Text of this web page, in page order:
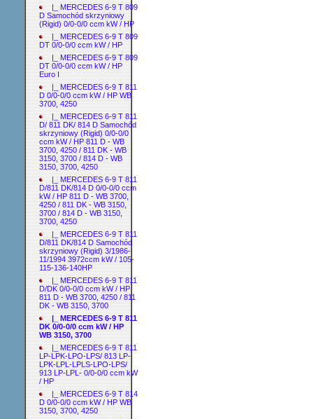
|_ MERCEDES 6-9 T 809
D Samochód skrzyniowy
(Rigid) 0/0-0/0 ccm kW / HP
|_ MERCEDES 6-9 T 809
DT 0/0-0/0 ccm kW / HP
|_ MERCEDES 6-9 T 809
DT 0/0-0/0 ccm kW / HP
Euro I
|_ MERCEDES 6-9 T 811
D 0/0-0/0 ccm kW / HP WB
3700, 4250
|_ MERCEDES 6-9 T 811
D/ 811 DK/ 814 D Samochód
skrzyniowy (Rigid) 0/0-0/0
ccm kW / HP 811 D - WB
3700, 4250 / 811 DK - WB
3150, 3700 / 814 D - WB
3150, 3700, 4250
|_ MERCEDES 6-9 T 811
D/811 DK/814 D 0/0-0/0 ccm
kW / HP 811 D - WB 3700,
4250 / 811 DK - WB 3150,
3700 / 814 D - WB 3150,
3700, 4250
|_ MERCEDES 6-9 T 811
D/811 DK/814 D Samochód
skrzyniowy (Rigid) 3/1986-
11/1994 3972ccm kW / 105-
115-136-140HP
|_ MERCEDES 6-9 T 811
D/DK 0/0-0/0 ccm kW / HP
811 D - WB 3700, 4250 / 811
DK - WB 3150, 3700
|_ MERCEDES 6-9 T 811
DK 0/0-0/0 ccm kW / HP
WB 3150, 3700
|_ MERCEDES 6-9 T 811
LP-LPK-LPO-LPS/ 813 LP-
LPK-LPL-LPLS-LPO-LPS/
913 LP-LPL- 0/0-0/0 ccm kW
/ HP
|_ MERCEDES 6-9 T 814
D 0/0-0/0 ccm kW / HP WB
3150, 3700, 4250